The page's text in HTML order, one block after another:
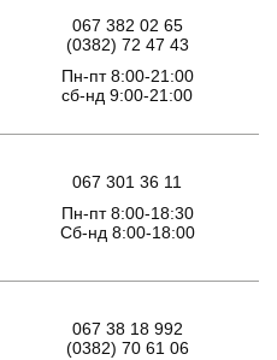
067 382 02 65
(0382) 72 47 43
Пн-пт 8:00-21:00
сб-нд 9:00-21:00
067 301 36 11
Пн-пт 8:00-18:30
Сб-нд 8:00-18:00
067 38 18 992
(0382) 70 61 06